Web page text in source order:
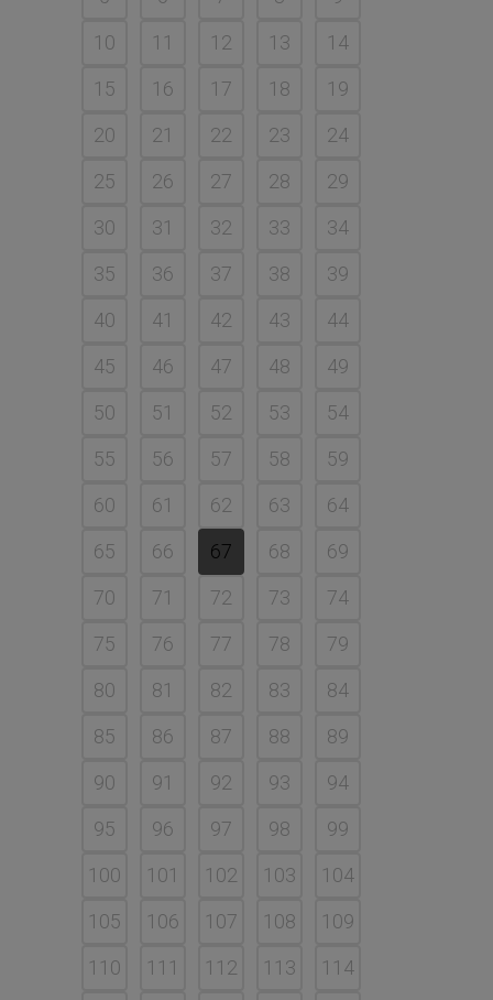
10
11 12 13
14
15
16 17 18
19
20
21 22 23
24
25
26 27 28
29
30
31 32 33
34
35
36 37 38
39
40
41 42 43
44
45
46 47 48
49
50
51 52 53
54
55
56 57 58
59
60
61 62 63
64
65
66 67 68
69
70
71 72 73
74
75
76 77 78
79
80
81 82 83
84
85
86 87 88
89
90
91 92 93
94
95
96 97 98
99
100
101 102 103
104
105
106 107 108
109
110
111 112 113
114